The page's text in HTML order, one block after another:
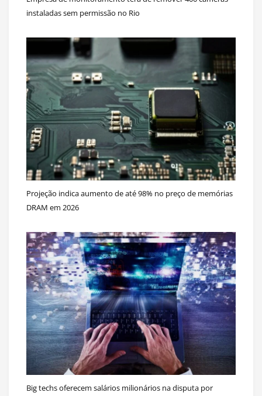
instaladas sem permissão no Rio
Projeção indica aumento de até 98% no preço de memórias
DRAM em 2026
Big techs oferecem salários milionários na disputa por